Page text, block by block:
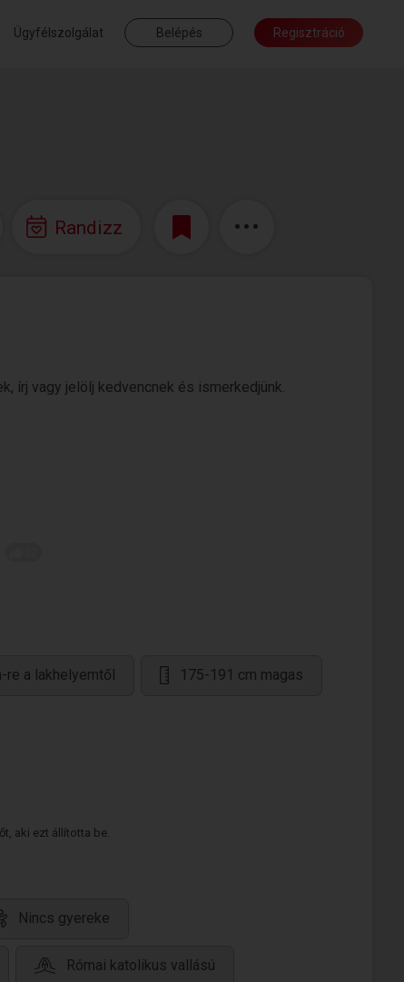
Ügyfélszolgálat Belépés Regisztráció
Randizz
írj vagy jelölj kedvencnek és ismerkedjünk.
re a lakhelyemtől 175-191 cm magas
aki ezt állította be.
Nincs gyereke
Római katolikus vallású